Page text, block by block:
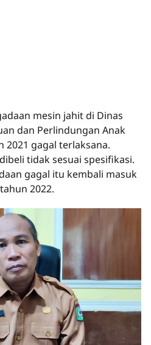
mesin jahit di Dinas
dan Perlindungan Anak
2021 gagal terlaksana.
tidak sesuai spesifikasi.
gagal itu kembali masuk
2022.